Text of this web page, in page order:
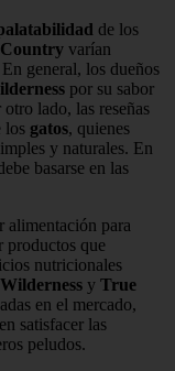
de los
varían
general, los dueños
por su sabor
lado, las reseñas
los gatos, quienes
y naturales. En
basarse en las
alimentación para
productos que
nutricionales
y True
en el mercado,
satisfacer las
peludos.